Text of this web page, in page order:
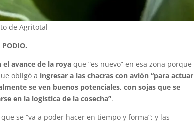
de Agritotal
PODIO.
avance de la roya que “es nuevo” en esa zona porque
obligó a ingresar a las chacras con avión “para actuar
se ven buenos potenciales, con sojas que se
en la logística de la cosecha”.
se “va a poder hacer en tiempo y forma”; y las